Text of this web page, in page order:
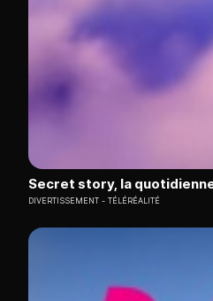
Secret story, la
DIVERTISSEMENT TÉLÉRÉALITÉ